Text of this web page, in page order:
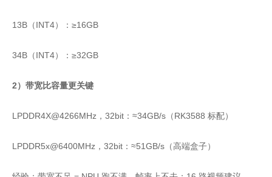
13B（INT4）：≥16GB
34B（INT4）：≥32GB
2）带宽比容量更关键
LPDDR4X@4266MHz，32bit：≈34GB/s（RK3588 标配）
LPDDR5x@6400MHz，32bit：≈51GB/s（高端盒子）